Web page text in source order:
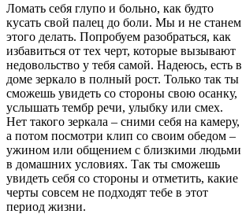
Ломать себя глупо и больно, как будто
кусать свой палец до боли. Мы и не станем
этого делать. Попробуем разобраться, как
избавиться от тех черт, которые вызывают
недовольство у тебя самой. Надеюсь, есть в
доме зеркало в полный рост. Только так ты
сможешь увидеть со стороны свою осанку,
услышать тембр речи, улыбку или смех.
Нет такого зеркала – сними себя на камеру,
а потом посмотри клип со своим обедом –
ужином или общением с близкими людьми
в домашних условиях. Так ты сможешь
увидеть себя со стороны и отметить, какие
черты совсем не подходят тебе в этот
период жизни.